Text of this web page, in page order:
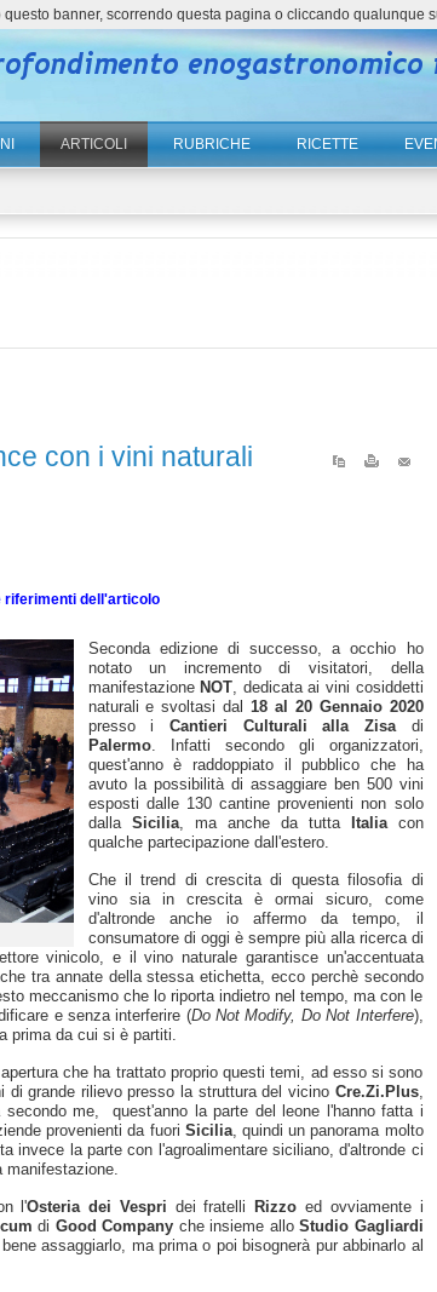
ARTICOLI RUBRICHE RICETTE
con i vini naturali
riferimenti dell'articolo
Seconda edizione di successo, a occhio ho
notato un incremento di visitatori, della
manifestazione NOT, dedicata ai vini cosiddetti
naturali e svoltasi dal 18 al 20 Gennaio 2020
presso i Cantieri Culturali alla Zisadi
Palermo. Infatti secondo gli organizzatori,
quest'anno è raddoppiato il pubblico che ha
avuto la possibilità di assaggiare ben 500 vini
esposti dalle 130 cantine provenienti non solo
dalla Sicilia, ma anche da tutta Italia con
qualche partecipazione dall'estero.
Che il trend di crescita di questa filosofia di
vino sia in crescita è ormai sicuro, come
d'altronde anche io affermo da tempo, il
consumatore di oggi è sempre più alla ricerca di
vinicolo, e il vino naturale garantisce un'accentuata
tra annate della stessa etichetta, ecco perchè secondo
meccanismo che lo riporta indietro nel tempo, ma con le
e senza interferire (Do Not Modify, Do Not Interfere),
prima da cui si è partiti.
che ha trattato proprio questi temi, ad esso si sono
grande rilievo presso la struttura del vicino Cre.Zi.Plus,
secondo me, quest'anno la parte del leone l'hanno fatta i
provenienti da fuori Sicilia, quindi un panorama molto
invece la parte con l'agroalimentare siciliano, d'altronde ci
manifestazione.
l'Osteria dei Vespri dei fratelli Rizzo ed ovviamente i
di Good Company che insieme alloStudio Gagliardi
assaggiarlo, ma prima o poi bisognerà pur abbinarlo al
banner, scorrendo questa pagina o cliccando qualunque